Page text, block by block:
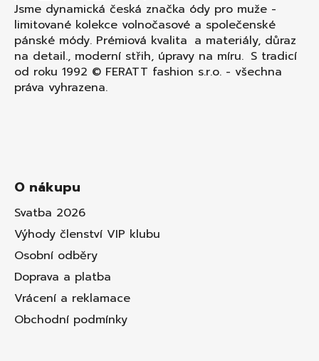
Jsme dynamická česká značka ódy pro muže -
limitované kolekce volnočasové a společenské
pánské módy. Prémiová kvalita a materiály, důraz
na detail., moderní střih, úpravy na míru. S tradicí
od roku 1992 © FERATT fashion s.r.o. - všechna
práva vyhrazena.
O nákupu
Svatba 2026
Výhody členství VIP klubu
Osobní odběry
Doprava a platba
Vrácení a reklamace
Obchodní podmínky